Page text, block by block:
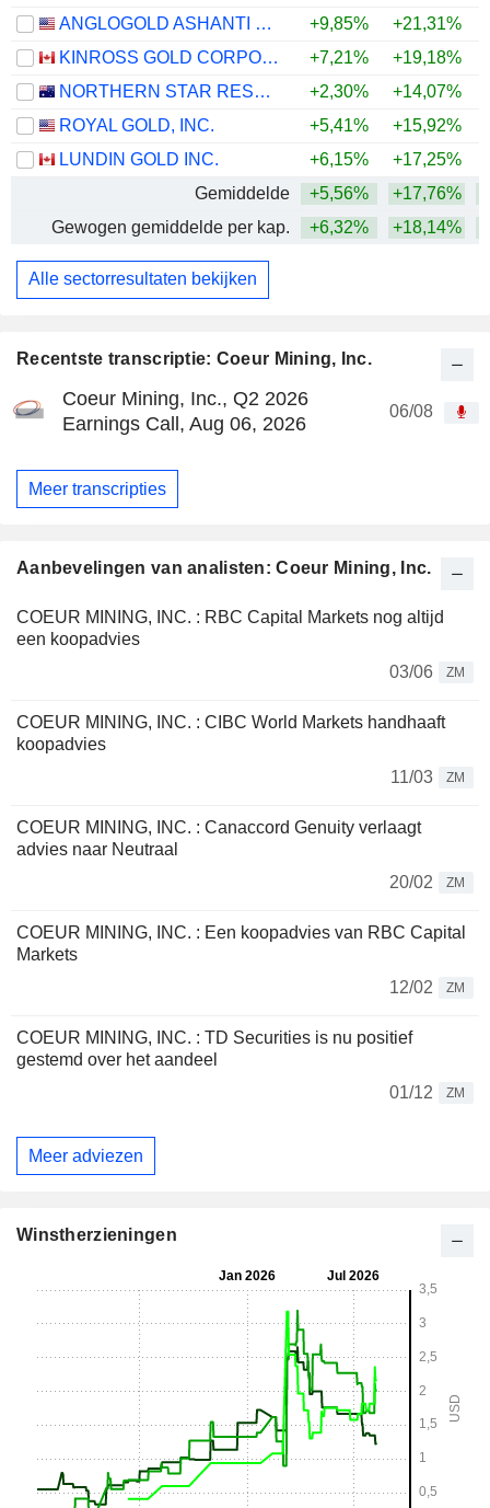
Recentste transcriptie: Coeur Mining, Inc.
Coeur Mining, Inc., Q2 2026
Earnings Call, Aug 06, 2026
06/08
Meer transcripties
Aanbevelingen van analisten: Coeur Mining, Inc.
COEUR MINING, INC. : RBC Capital Markets nog altijd
een koopadvies
03/06
ZM
COEUR MINING, INC. : CIBC World Markets handhaaft
koopadvies
11/03
ZM
COEUR MINING, INC. : Canaccord Genuity verlaagt
advies naar Neutraal
20/02
ZM
COEUR MINING, INC. : Een koopadvies van RBC Capital
Markets
12/02
ZM
COEUR MINING, INC. : TD Securities is nu positief
gestemd over het aandeel
01/12
ZM
Meer adviezen
ANGLOGOLD ASHANTI PLC
+9,85% +21,31%
KINROSS GOLD CORPORATION
+7,21% +19,18%
NORTHERN STAR RESOURCES LIMITED
+2,30% +14,07%
ROYAL GOLD, INC.
+5,41% +15,92%
LUNDIN GOLD INC.
+6,15% +17,25%
Gemiddelde
+5,56% +17,76%
Gewogen gemiddelde per kap.
+6,32% +18,14%
Alle sectorresultaten bekijken
Winstherzieningen